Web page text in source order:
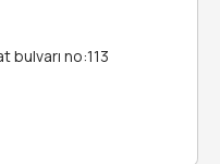
bulvarı no:113